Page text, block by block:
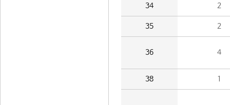
34 2
35 2
36 4
38 1